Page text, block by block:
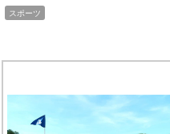
スポーツ